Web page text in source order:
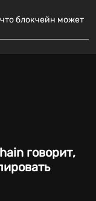
блокчейн может
говорит,